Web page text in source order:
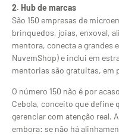
2. Hub de marcas
São 150 empresas de
brinquedos, joias, enxoval,
mentora, conecta a grandes
NuvemShop) e inclui em
mentorias são gratuitas, em
O número 150 não é por
Cebola, conceito que define
gerenciar com atenção real.
embora: se não há